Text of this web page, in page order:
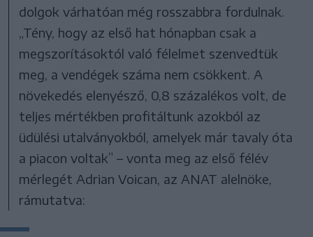
dolgok várhatóan még rosszabbra fordulnak.
„Tény, hogy az első hat hónapban csak a
megszorításoktól való félelmet szenvedtük
meg, a vendégek száma nem csökkent. A
növekedés elenyésző, 0,8 százalékos volt, de
teljes mértékben profitáltunk azokból az
üdülési utalványokból, amelyek már tavaly óta
a piacon voltak” – vonta meg az első félév
mérlegét Adrian Voican, az ANAT alelnöke,
rámutatva: